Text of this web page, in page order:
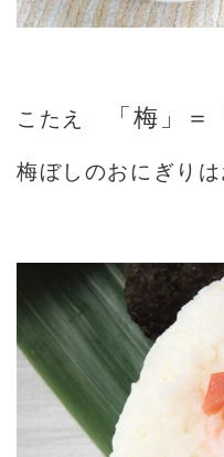
こたえ 「梅」＝
梅ぼしのおにぎり